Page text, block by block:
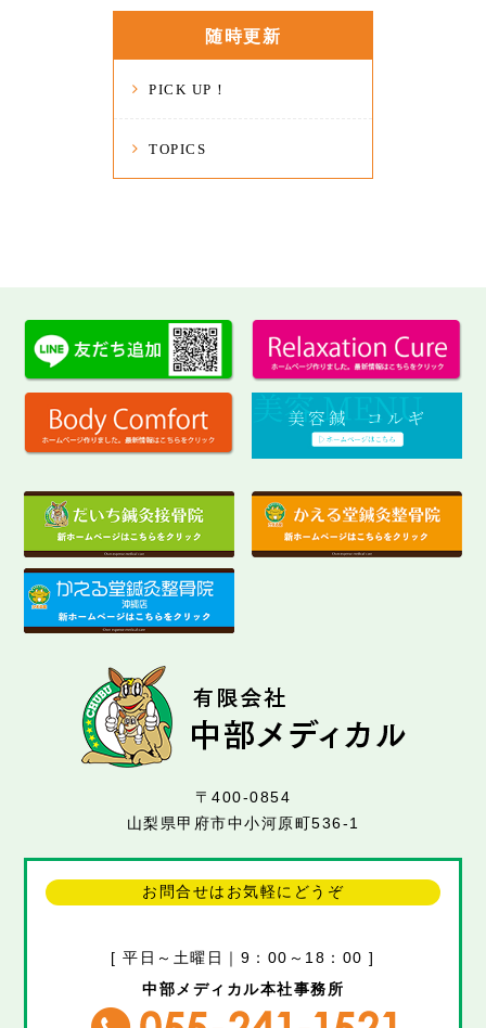
随時更新
PICK UP！
TOPICS
〒400-0854
山梨県甲府市中小河原町536-1
お問合せはお気軽にどうぞ
[ 平日～土曜日｜9：00～18：00 ]
中部メディカル本社事務所